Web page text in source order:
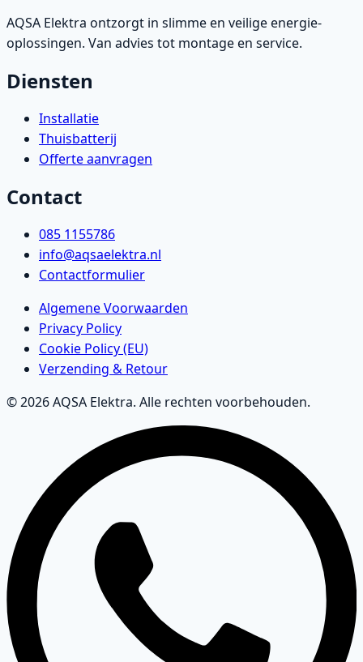
AQSA Elektra ontzorgt in slimme en veilige energie-
oplossingen. Van advies tot montage en service.
Diensten
Installatie
Thuisbatterij
Offerte aanvragen
Contact
085 1155786
info@aqsaelektra.nl
Contactformulier
Algemene Voorwaarden
Privacy Policy
Cookie Policy (EU)
Verzending & Retour
© 2026 AQSA Elektra. Alle rechten voorbehouden.